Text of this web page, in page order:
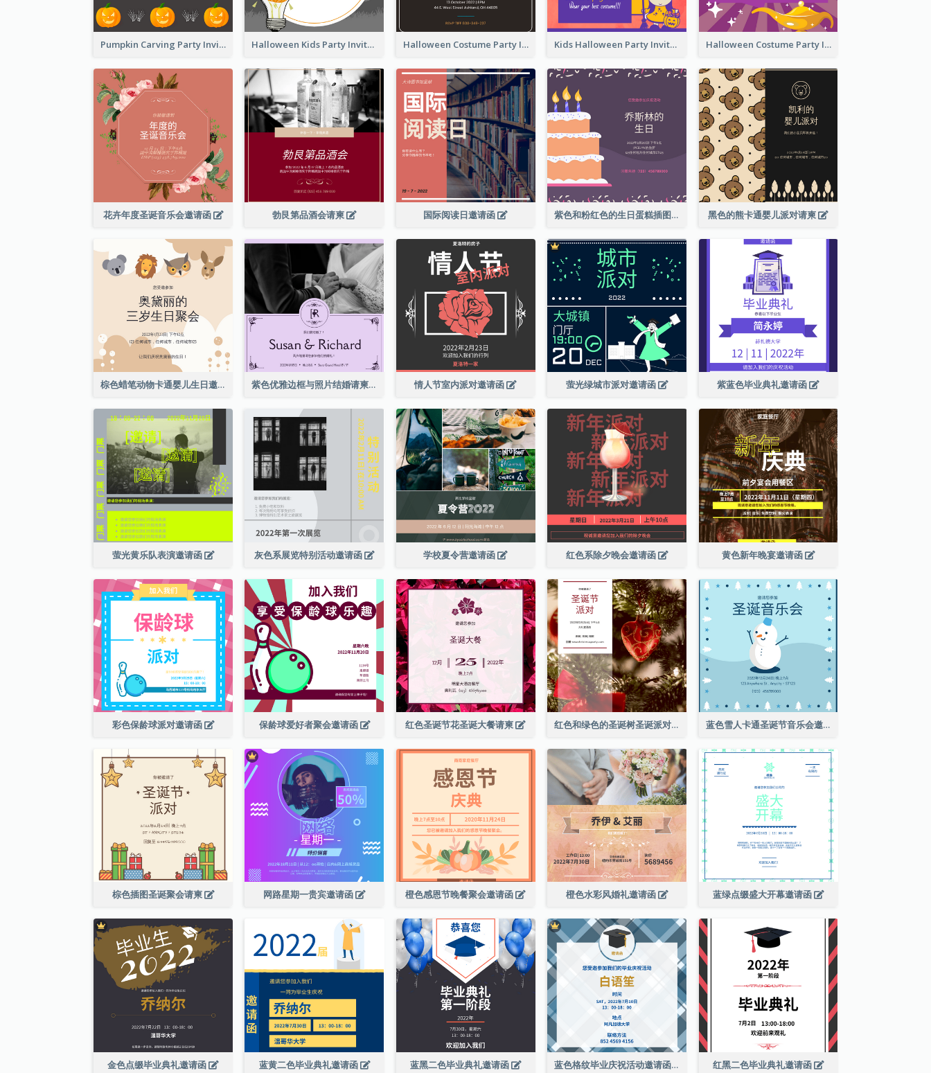
Pumpkin Carving Party Invitation Halloween Kids Party Invitation Halloween Costume Party Invitation Kids Halloween Party Invitation Halloween Costume Party Invitation
花卉年度圣诞音乐会邀请函 勃艮第品酒会请柬 国际阅读日邀请函 紫色和粉红色的生日蛋糕插图聚会请柬 黑色的熊卡通婴儿派对请柬
棕色蜡笔动物卡通婴儿生日邀请 紫色优雅边框与照片结婚请柬 情人节室内派对邀请函 萤光绿城市派对邀请函 紫蓝色毕业典礼邀请函
萤光黄乐队表演邀请函 灰色系展览特别活动邀请函 学校夏令营邀请函 红色系除夕晚会邀请函 黄色新年晚宴邀请函
彩色保龄球派对邀请函 保龄球爱好者聚会邀请函 红色圣诞节花圣诞大餐请柬 红色和绿色的圣诞树圣诞派对邀请函 蓝色雪人卡通圣诞节音乐会邀请
棕色插图圣诞聚会请柬 网路星期一贵宾邀请函 橙色感恩节晚餐聚会邀请函 橙色水彩风婚礼邀请函 蓝绿点缀盛大开幕邀请函
金色点缀毕业典礼邀请函 蓝黄二色毕业典礼邀请函 蓝黑二色毕业典礼邀请函 蓝色格纹毕业庆祝活动邀请函 红黑二色毕业典礼邀请函